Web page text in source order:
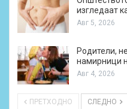
изгледаат
Авг 5, 2026
Родители,
намирници
Авг 4, 2026
ПРЕТХОДНО СЛЕДНО